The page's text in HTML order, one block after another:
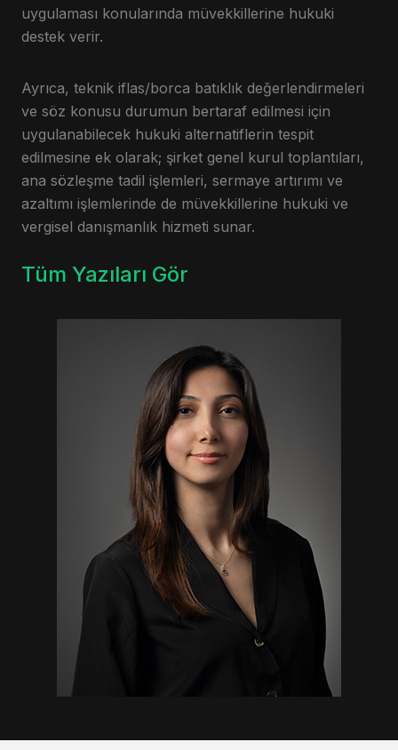
uygulaması konularında müvekkillerine hukuki
destek verir.
Ayrıca, teknik iflas/borca batıklık değerlendirmeleri
ve söz konusu durumun bertaraf edilmesi için
uygulanabilecek hukuki alternatiflerin tespit
edilmesine ek olarak; şirket genel kurul toplantıları,
ana sözleşme tadil işlemleri, sermaye artırımı ve
azaltımı işlemlerinde de müvekkillerine hukuki ve
vergisel danışmanlık hizmeti sunar.
Tüm Yazıları Gör